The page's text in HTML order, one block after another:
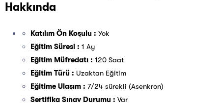
Hakkında
Katılım Ön Koşulu : Yok
Eğitim Süresi : 1 Ay
Eğitim Müfredatı : 120 Saat
Eğitim Türü : Uzaktan Eğitim
Eğitime Ulaşım : 7/24 sürekli (Asenkron)
Sertifika Sınav Durumu : Var